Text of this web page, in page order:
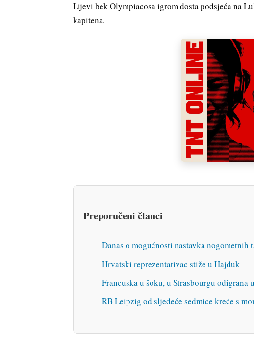
Lijevi bek Olympiacosa igrom dosta podsjeća na
kapitena.
Preporučeni članci
Danas o mogućnosti nastavka nogometnih
Hrvatski reprezentativac stiže u Hajduk
Francuska u šoku, u Strasbourgu odigrana
RB Leipzig od sljedeće sedmice kreće s